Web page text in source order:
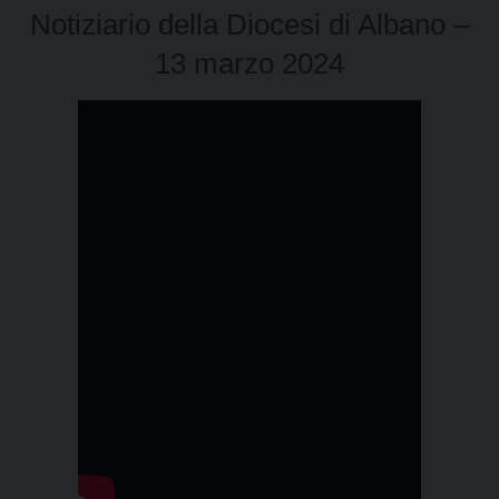
Notiziario della Diocesi di Albano –
13 marzo 2024